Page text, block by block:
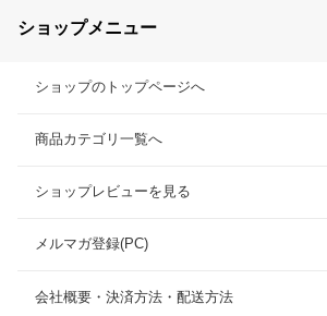
ショップメニュー
ショップのトップページへ
商品カテゴリ一覧へ
ショップレビューを見る
メルマガ登録(PC)
会社概要・決済方法・配送方法